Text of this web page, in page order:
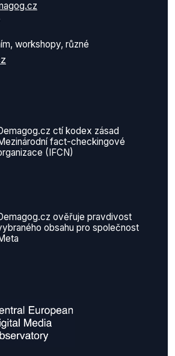
workshopy, různé
ctí kodex zásad
fact-checkingové
(IFCN)
ověřuje pravdivost
obsahu pro společnost